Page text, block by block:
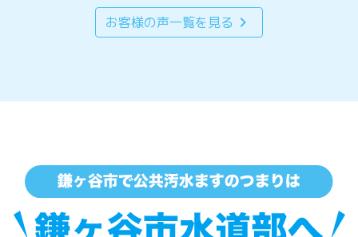
お客様の声一覧を見る chevron_right